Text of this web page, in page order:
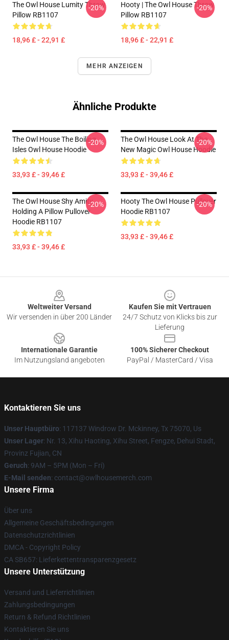
The Owl House Lumity Throw
Pillow RB1107
18,96 £ - 22,91 £
-20%
Hooty | The Owl House Throw
Pillow RB1107
18,96 £ - 22,91 £
-20%
MEHR ANZEIGEN
Ähnliche Produkte
The Owl House The Boiling
Isles Owl House Hoodie
33,93 £ - 39,46 £
-20%
The Owl House Look At The
New Magic Owl House Hoodie
33,93 £ - 39,46 £
-20%
The Owl House Shy Amity
Holding A Pillow Pullover
Hoodie RB1107
33,93 £ - 39,46 £
-20%
Hooty The Owl House Pullover
Hoodie RB1107
33,93 £ - 39,46 £
-20%
Weltweiter Versand
Wir versenden in über 200 Länder
Kaufen Sie mit Vertrauen
24/7 Schutz von Klicks bis zur
Lieferung
Internationale Garantie
Im Nutzungsland angeboten
100% Sicherer Checkout
PayPal / MasterCard / Visa
Kontaktieren Sie uns
Unser Hauptbüro: 117137 Windrow Dr. Mckinney, Tx 75070, Us
Unser Lager: Nr. 13, Xihu Haoting, Xihu Street, Fengze, Dehui Stadt,
Provinz Fujian, CN
Geruch: 9AM – 5PM (Mon – Fri)
E-Mail senden: contact@owlhousemerch.com
Unsere Firma
Über uns
Allgemeine Geschäftsbedingungen
Datenschutzrichtlinien
DMCA - Copyright Policy
CA SB657: Lieferkettentransparenzgesetz
Unsere Unterstützung
Versand und Lieferrichtlinien
Zahlungsbedingungen
Return & Refund Richtlinien
Kontaktieren Sie uns